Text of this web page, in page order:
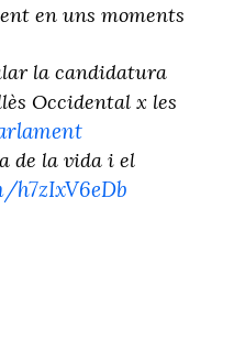
en uns moments
la candidatura
Occidental x les
de la vida i el
h7zIxV6eDb